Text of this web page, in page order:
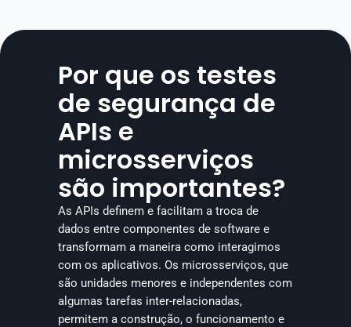
Por que os testes
de segurança de
APIs e
microsserviços
são importantes?
As APIs definem e facilitam a troca de
dados entre componentes de software e
transformam a maneira como interagimos
com os aplicativos. Os microsserviços, que
são unidades menores e independentes com
algumas tarefas inter-relacionadas,
permitem a construção, o funcionamento e